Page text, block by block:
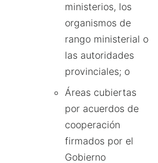
ministerios, los
organismos de
rango ministerial o
las autoridades
provinciales; o
Áreas cubiertas
por acuerdos de
cooperación
firmados por el
Gobierno